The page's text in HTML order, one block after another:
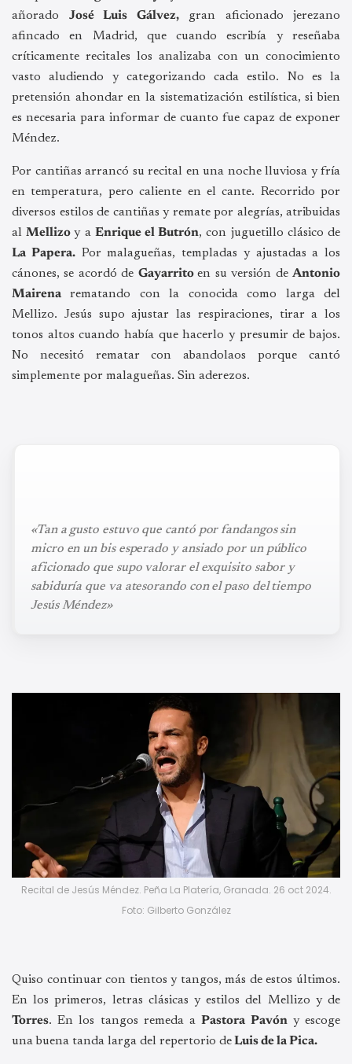
añorado José Luis Gálvez,gran aficionado jerezano
afincado en Madrid, que cuando escribía y reseñaba
críticamente recitales los analizaba con un conocimiento
vasto aludiendo y categorizando cada estilo. No es la
pretensión ahondar en la sistematización estilística, si bien
es necesaria para informar de cuanto fue capaz de exponer
Méndez.
Por cantiñas arrancó su recital en una noche lluviosa y fría
en temperatura, pero caliente en el cante. Recorrido por
diversos estilos de cantiñas y remate por alegrías, atribuidas
alMellizoy a Enrique el Butrón, con juguetillo clásico de
La Papera.Por malagueñas, templadas y ajustadas a los
cánones, se acordó de Gayarritoen su versión deAntonio
Mairena rematando con la conocida como larga del
Mellizo. Jesús supo ajustar las respiraciones, tirar a los
tonos altos cuando había que hacerlo y presumir de bajos.
No necesitó rematar con abandolaos porque cantó
simplemente por malagueñas. Sin aderezos.
«Tan a gusto estuvo que cantó por fandangos sin
micro en un bis esperado y ansiado por un público
aficionado que supo valorar el exquisito sabor y
sabiduría que va atesorando con el paso del tiempo
Jesús Méndez»
Recital de Jesús Méndez. Peña La Platería, Granada. 26 oct 2024.
Foto: Gilberto González
Quiso continuar con tientos y tangos, más de estos últimos.
En los primeros, letras clásicas y estilos del Mellizo y de
Torres. En los tangos remeda aPastora Pavóny escoge
una buena tanda larga del repertorio deLuis de la Pica.